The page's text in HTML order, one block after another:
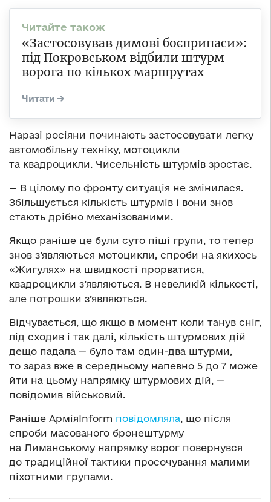
«Застосовував димові боєприпаси»:
під Покровськом відбили штурм
ворога по кількох маршрутах
Наразі росіяни починають застосовувати легку
автомобільну техніку, мотоцикли
та квадроцикли. Чисельність штурмів зростає.
— В цілому по фронту ситуація не змінилася.
Збільшується кількість штурмів і вони знов
стають дрібно механізованими.
Якщо раніше це були суто піші групи, то тепер
знов з’являються мотоцикли, спроби на якихось
«Жигулях» на швидкості прорватися,
квадроцикли з’являються. В невеликій кількості,
але потрошки з’являються.
Відчувається, що якщо в момент коли танув сніг,
лід сходив і так далі, кількість штурмових дій
дещо падала — було там один-два штурми,
то зараз вже в середньому напевно 5 до 7 може
йти на цьому напрямку штурмових дій, —
повідомив військовий.
Раніше АрміяInform повідомляла, що після
спроби масованого бронештурму
на Лиманському напрямку ворог повернувся
до традиційної тактики просочування малими
піхотними групами.